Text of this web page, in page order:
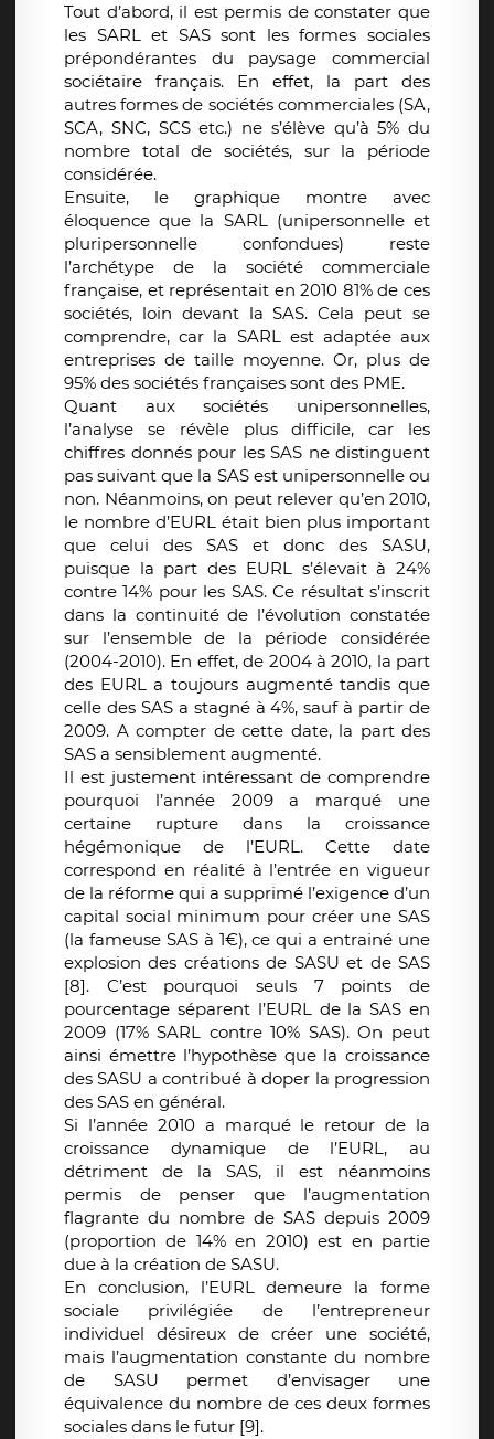
Tout d’abord, il est permis de constater que
les SARL et SAS sont les formes sociales
prépondérantes du paysage commercial
sociétaire français. En effet, la part des
autres formes de sociétés commerciales (SA,
SCA, SNC, SCS etc.) ne s’élève qu’à 5% du
nombre total de sociétés, sur la période
considérée.
Ensuite, le graphique montre avec
éloquence que la SARL (unipersonnelle et
pluripersonnelle confondues) reste
l’archétype de la société commerciale
française, et représentait en 2010 81% de ces
sociétés, loin devant la SAS. Cela peut se
comprendre, car la SARL est adaptée aux
entreprises de taille moyenne. Or, plus de
95% des sociétés françaises sont des PME.
Quant aux sociétés unipersonnelles,
l’analyse se révèle plus difficile, car les
chiffres donnés pour les SAS ne distinguent
pas suivant que la SAS est unipersonnelle ou
non. Néanmoins, on peut relever qu’en 2010,
le nombre d’EURL était bien plus important
que celui des SAS et donc des SASU,
puisque la part des EURL s’élevait à 24%
contre 14% pour les SAS. Ce résultat s’inscrit
dans la continuité de l’évolution constatée
sur l’ensemble de la période considérée
(2004-2010). En effet, de 2004 à 2010, la part
des EURL a toujours augmenté tandis que
celle des SAS a stagné à 4%, sauf à partir de
2009. A compter de cette date, la part des
SAS a sensiblement augmenté.
Il est justement intéressant de comprendre
pourquoi l’année 2009 a marqué une
certaine rupture dans la croissance
hégémonique de l’EURL. Cette date
correspond en réalité à l’entrée en vigueur
de la réforme qui a supprimé l’exigence d’un
capital social minimum pour créer une SAS
(la fameuse SAS à 1€), ce qui a entrainé une
explosion des créations de SASU et de SAS
[8]. C’est pourquoi seuls 7 points de
pourcentage séparent l’EURL de la SAS en
2009 (17% SARL contre 10% SAS). On peut
ainsi émettre l’hypothèse que la croissance
des SASU a contribué à doper la progression
des SAS en général.
Si l’année 2010 a marqué le retour de la
croissance dynamique de l’EURL, au
détriment de la SAS, il est néanmoins
permis de penser que l’augmentation
flagrante du nombre de SAS depuis 2009
(proportion de 14% en 2010) est en partie
due à la création de SASU.
En conclusion, l’EURL demeure la forme
sociale privilégiée de l’entrepreneur
individuel désireux de créer une société,
mais l’augmentation constante du nombre
de SASU permet d’envisager une
équivalence du nombre de ces deux formes
sociales dans le futur [9].